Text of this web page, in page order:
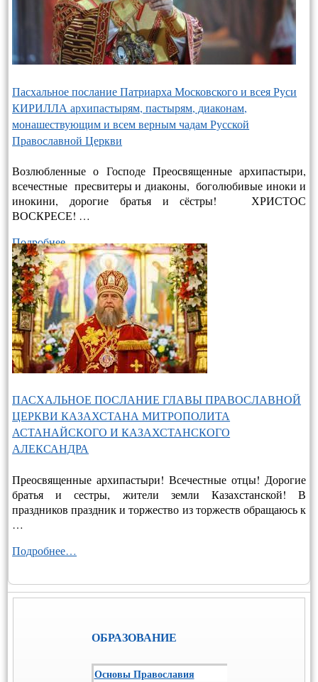
Пасхальное послание Патриарха Московского и всея Руси
КИРИЛЛА архипастырям, пастырям, диаконам,
монашествующим и всем верным чадам Русской
Православной Церкви
Возлюбленные о Господе Преосвященные архипастыри,
всечестные пресвитеры и диаконы, боголюбивые иноки и
инокини, дорогие братья и сёстры! ХРИСТОС
ВОСКРЕСЕ! …
Подробнее…
ПАСХАЛЬНОЕ ПОСЛАНИЕ ГЛАВЫ ПРАВОСЛАВНОЙ
ЦЕРКВИ КАЗАХСТАНА МИТРОПОЛИТА
АСТАНАЙСКОГО И КАЗАХСТАНСКОГО
АЛЕКСАНДРА
Преосвященные архипастыри! Всечестные отцы! Дорогие
братья и сестры, жители земли Казахстанской! В
праздников праздник и торжество из торжеств обращаюсь к
…
Подробнее…
ОБРАЗОВАНИЕ
Основы Православия